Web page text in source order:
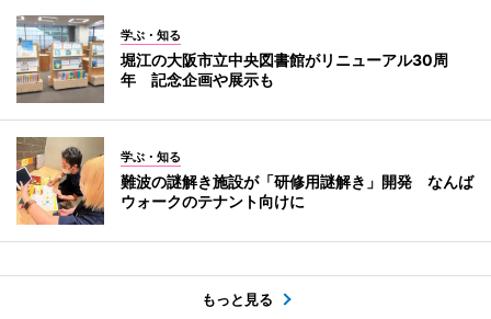
学ぶ・知る
堀江の大阪市立中央図書館がリニューアル30周
年 記念企画や展示も
学ぶ・知る
難波の謎解き施設が「研修用謎解き」開発 なんば
ウォークのテナント向けに
もっと見る